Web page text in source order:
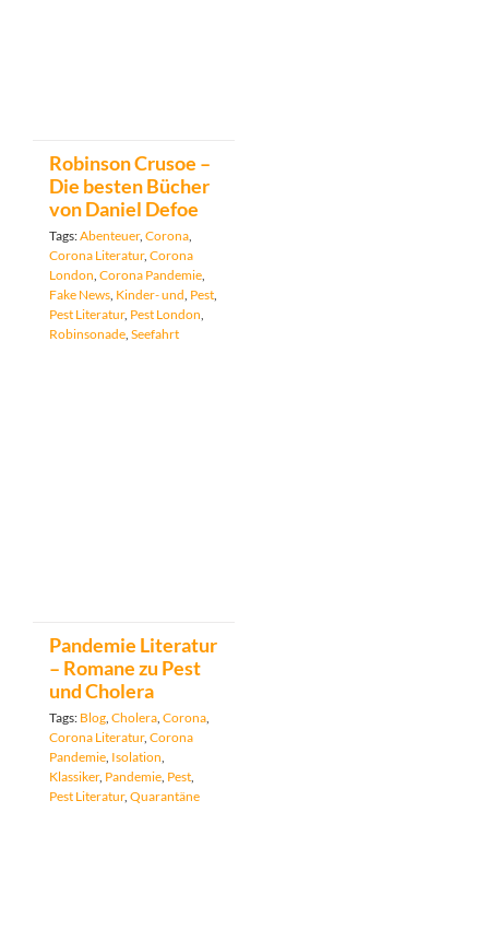
Robinson Crusoe –
Die besten Bücher
von Daniel Defoe
Tags:Abenteuer, Corona,
Corona Literatur, Corona
London, Corona Pandemie,
Fake News, Kinder- und, Pest,
Pest Literatur, Pest London,
Robinsonade, Seefahrt
Pandemie Literatur
– Romane zu Pest
und Cholera
Tags: Blog Cholera Corona
Corona Literatur, Corona
Pandemie Isolation
Klassiker, Pandemie Pest
Pest Literatur, Quarantäne